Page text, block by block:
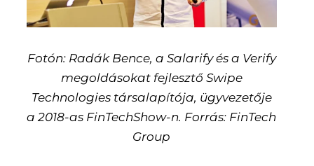
Fotón: Radák Bence, a Salarify és a Verify
megoldásokat fejlesztő Swipe
Technologies társalapítója, ügyvezetője
a 2018-as FinTechShow-n. Forrás: FinTech
Group